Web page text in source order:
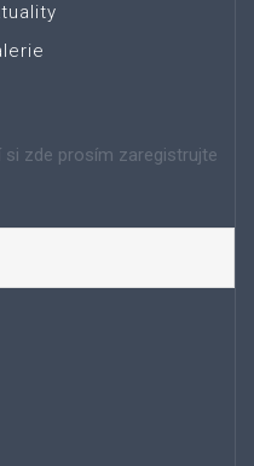
zde prosím zaregistrujte